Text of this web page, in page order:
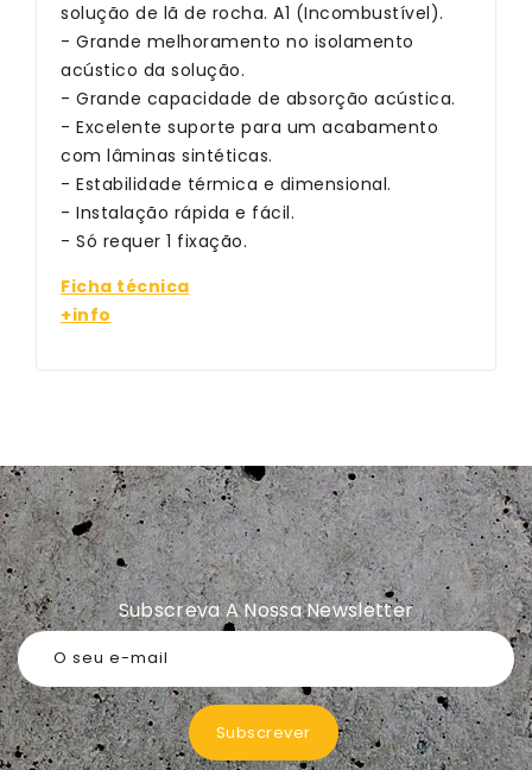
solução de lã de rocha. A1 (Incombustível).
- Grande melhoramento no isolamento
acústico da solução.
- Grande capacidade de absorção acústica.
- Excelente suporte para um acabamento
com lâminas sintéticas.
- Estabilidade térmica e dimensional.
- Instalação rápida e fácil.
- Só requer 1 fixação.
Ficha técnica
+info
Subscreva A Nossa Newsletter
O seu e-mail
Subscrever